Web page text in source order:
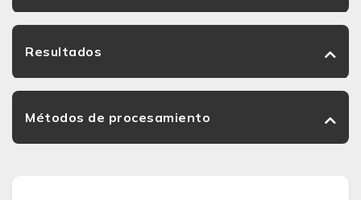
Resultados
Métodos de procesamiento